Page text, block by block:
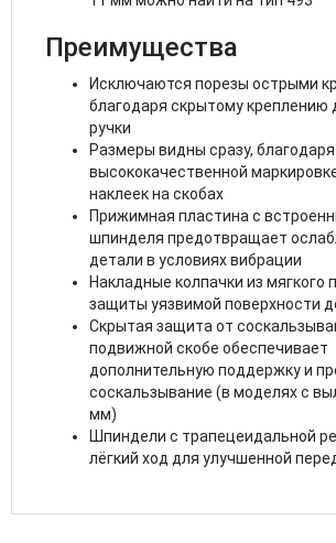
Преимущества
Исключаются порезы острыми
благодаря скрытому креплению
ручки
Размеры видны сразу, благодаря
высококачественной
наклеек на скобах
Прижимная пластина с
шпинделя предотвращает
детали в условиях вибрации
Накладные колпачки из мягкого
защиты уязвимой поверхности
Скрытая защита от
подвижной скобе обеспечивает
дополнительную поддержку и
соскальзывание (в моделях с
мм)
Шпиндели с трапецеидальной
лёгкий ход для улучшенной